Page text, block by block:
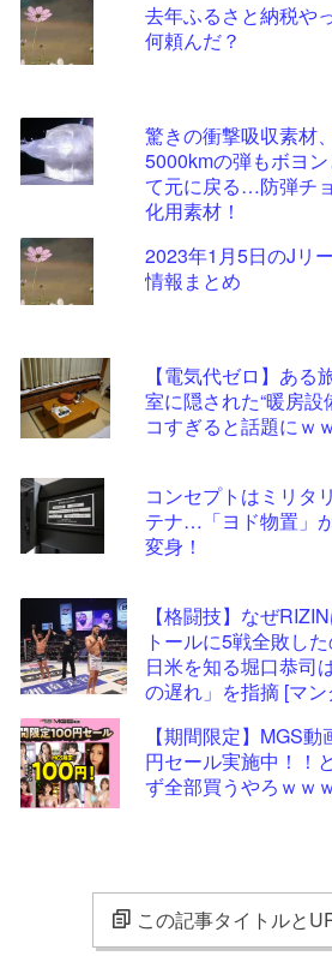
去年ふるさと納税やっ
何頼んだ？
驚きの衝撃吸収素材
5000kmの弾もボヨ
て元に戻る…防弾チ
化用素材！
2023年1月5日のJリ
情報まとめ
【電気代ゼロ】ある
室に隠された“暖房設
コすぎると話題にｗ
コンセプトはミリタ
テナ…「ヨド物置」
変身！
【格闘技】なぜ
トールに5戦全敗し
日米を知る堀口恭司
の遅れ」を指摘 [マン
【期間限定】MGS動
円セール実施中！！
ず全部買うやろｗｗ
この記事タイトルと